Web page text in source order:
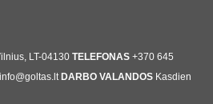
LT-04130 TELEFONAS +370 645
info@goltas.lt DARBO VALANDOS Kasdien